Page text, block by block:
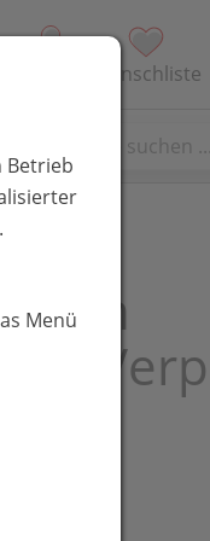
Wunschliste
Betrieb
Menü